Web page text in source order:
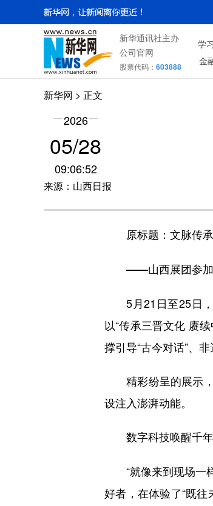
新华通讯社主办
公司官网
股票代码： 603888
学
金
新华网 > 正文
2026
05/28
09:06:52
来源：山西日报
原标题：文脉传
——山西展团参加
5月21日至25日，
以“传承三晋文化 赓
撑引导“古今对话”、
精彩纷呈的展示，
设注入澎湃动能。
数字科技唤醒千
“就像来到现场一样
好者，在体验了“既